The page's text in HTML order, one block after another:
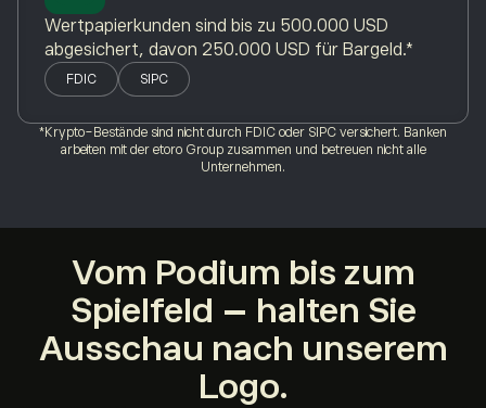
Wertpapierkunden sind bis zu 500.000 USD
abgesichert, davon 250.000 USD für Bargeld.*
FDIC SIPC
*Krypto-Bestände sind nicht durch FDIC oder SIPC versichert. Banken
arbeiten mit der etoro Group zusammen und betreuen nicht alle
Unternehmen.
Vom Podium bis zum
Spielfeld – halten Sie
Ausschau nach unserem
Logo.